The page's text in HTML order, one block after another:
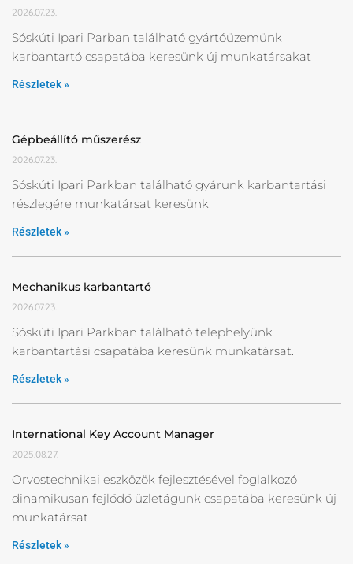
2026.07.23.
Sóskúti Ipari Parban található gyártóüzemünk
karbantartó csapatába keresünk új munkatársakat
Részletek »
Gépbeállító műszerész
2026.07.23.
Sóskúti Ipari Parkban található gyárunk karbantartási
részlegére munkatársat keresünk.
Részletek »
Mechanikus karbantartó
2026.07.23.
Sóskúti Ipari Parkban található telephelyünk
karbantartási csapatába keresünk munkatársat.
Részletek »
International Key Account Manager
2025.08.27.
Orvostechnikai eszközök fejlesztésével foglalkozó
dinamikusan fejlődő üzletágunk csapatába keresünk új
munkatársat
Részletek »